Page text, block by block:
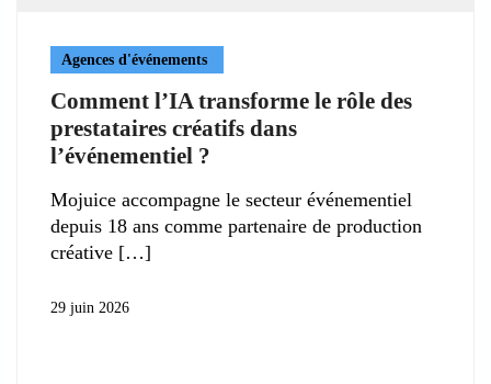
Agences d'événements
Comment l’IA transforme le rôle des
prestataires créatifs dans
l’événementiel ?
Mojuice accompagne le secteur événementiel
depuis 18 ans comme partenaire de production
créative
29 juin 2026